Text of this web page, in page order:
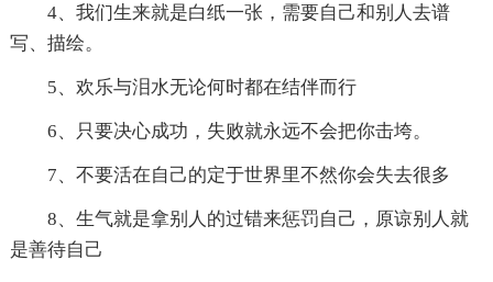
4、我们生来就是白纸一张，需要自己和别人去谱
写、描绘。
5、欢乐与泪水无论何时都在结伴而行
6、只要决心成功，失败就永远不会把你击垮。
7、不要活在自己的定于世界里不然你会失去很多
8、生气就是拿别人的过错来惩罚自己，原谅别人就
是善待自己